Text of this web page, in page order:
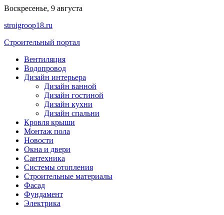
Перейти
содержимому
Воскресенье, 9 августа
stroigroop18.ru
Строительный портал
Вентиляция
Водопровод
Дизайн интерьера
Дизайн ванной
Дизайн гостиной
Дизайн кухни
Дизайн спальни
Кровля крыши
Монтаж пола
Новости
Окна и двери
Сантехника
Системы отопления
Строительные материалы
Фасад
Фундамент
Электрика